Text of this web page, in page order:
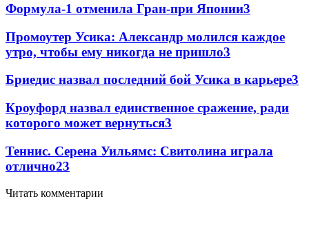
Формула-1 отменила Гран-при Японии3
Промоутер Усика: Александр молился каждое
утро, чтобы ему никогда не пришло3
Бриедис назвал последний бой Усика в карьере3
Кроуфорд назвал единственное сражение, ради
которого может вернуться3
Теннис. Серена Уильямс: Свитолина играла
отлично23
Читать комментарии